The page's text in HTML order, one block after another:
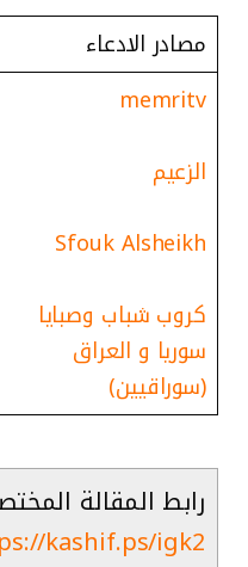
مصادر الادعاء
memritv
الزعيم
Sfouk Alsheikh
كروب شباب وصبايا
سوريا و العراق
(سوراقيين)
رابط المقالة
kashif.ps/igk2